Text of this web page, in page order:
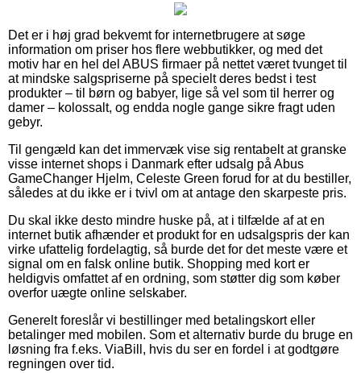
Det er i høj grad bekvemt for internetbrugere at søge
information om priser hos flere webbutikker, og med det
motiv har en hel del ABUS firmaer på nettet været tvunget til
at mindske salgspriserne på specielt deres bedst i test
produkter – til børn og babyer, lige så vel som til herrer og
damer – kolossalt, og endda nogle gange sikre fragt uden
gebyr.
Til gengæld kan det immervæk vise sig rentabelt at granske
visse internet shops i Danmark efter udsalg på Abus
GameChanger Hjelm, Celeste Green forud for at du bestiller,
således at du ikke er i tvivl om at antage den skarpeste pris.
Du skal ikke desto mindre huske på, at i tilfælde af at en
internet butik afhænder et produkt for en udsalgspris der kan
virke ufattelig fordelagtig, så burde det for det meste være et
signal om en falsk online butik. Shopping med kort er
heldigvis omfattet af en ordning, som støtter dig som køber
overfor uægte online selskaber.
Generelt foreslår vi bestillinger med betalingskort eller
betalinger med mobilen. Som et alternativ burde du bruge en
løsning fra f.eks. ViaBill, hvis du ser en fordel i at godtgøre
regningen over tid.